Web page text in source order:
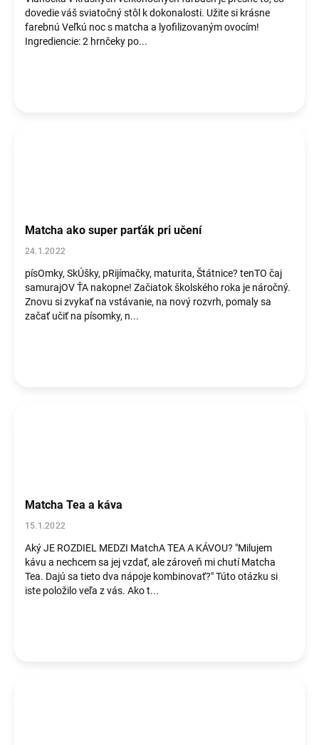
dovedie váš sviatočný stôl k dokonalosti. Užite si krásne
farebnú Veľkú noc s matcha a lyofilizovaným ovocím!
Ingrediencie: 2 hrnčeky po...
Matcha ako super parťák pri učení
24.1.2022
písOmky, SkÚšky, pRijímačky, maturita, Štátnice? tenTO čaj
samurajOV ŤA nakopne! Začiatok školského roka je náročný.
Znovu si zvykať na vstávanie, na nový rozvrh, pomaly sa
začať učiť na písomky, n...
Matcha Tea a káva
15.1.2022
Aký JE ROZDIEL MEDZI MatchA TEA A KÁVOU? "Milujem
kávu a nechcem sa jej vzdať, ale zároveň mi chutí Matcha
Tea. Dajú sa tieto dva nápoje kombinovať?" Túto otázku si
iste položilo veľa z vás. Ako t...